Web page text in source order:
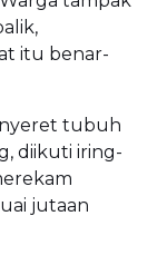
itu benar-
tubuh
diikuti iring-
jutaan